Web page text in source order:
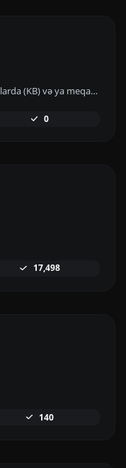
Mətnin ölçüsünü baytlarda (B), kilobaytlarda (KB) və ya meqabaytlarda (MB) əldə edin.
0
17,498
140